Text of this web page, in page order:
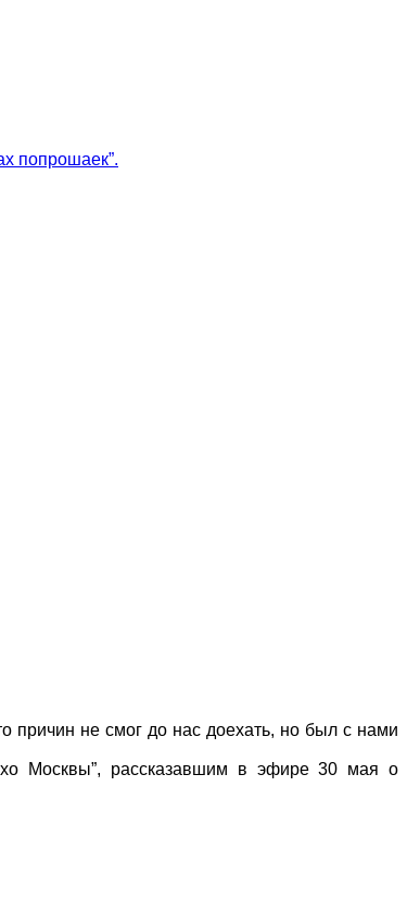
попрошаек”.
причин не смог до нас доехать, но был с нами
Москвы”, рассказавшим в эфире 30 мая о